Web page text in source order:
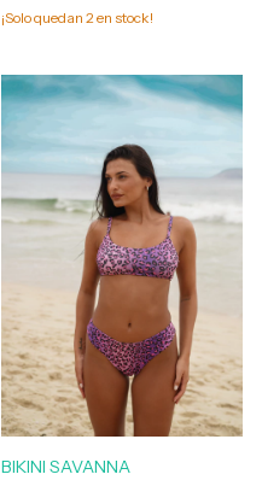
¡Solo quedan 2en stock!
BIKINI SAVANNA